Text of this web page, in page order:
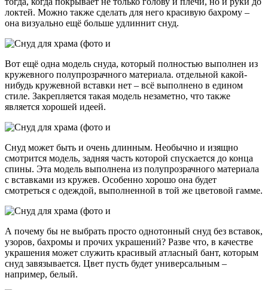
локтей. Можно также сделать для него красивую бахрому –
она визуально ещё больше удлиннит снуд.
Вот ещё одна модель снуда, который полностью выполнен из
кружевного полупрозрачного материала. отдельной какой-
нибудь кружевной вставки нет – всё выполнено в едином
стиле. Закрепляется такая модель незаметно, что также
является хорошей идеей.
Снуд может быть и очень длинным. Необычно и изящно
смотрится модель, задняя часть которой спускается до конца
спины. Эта модель выполнена из полупрозрачного материала
с вставками из кружев. Особенно хорошо она будет
смотреться с одеждой, выполненной в той же цветовой гамме.
А почему бы не выбрать просто однотонный снуд без вставок,
узоров, бахромы и прочих украшений? Разве что, в качестве
украшения может служить красивый атласный бант, которым
снуд завязывается. Цвет пусть будет универсальным –
например, белый.